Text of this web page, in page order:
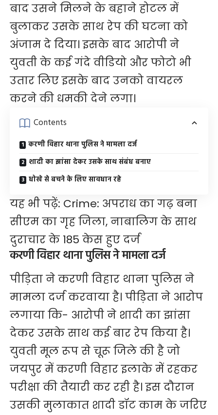
बाद उसने मिलने के बहाने होटल में
बुलाकर उसके साथ रेप की घटना को
अंजाम दे दिया। इसके बाद आरोपी ने
युवती के ​कई गंदे वीडियो और फोटो भी
उतार लिए इसके बाद उनको वायरल
करने की धमकी देने लगा।
Contents
करणी विहार थाना पुलिस ने मामला दर्ज
शादी का झांसा देकर उसके साथ संबंध बनाए
धोखे से बचने के लिए सावधान रहे
यह भी पढ़ें: Crime: अपराध का गढ़ बना
सीएम का गृह जिला, नाबालिग के साथ
दुराचार के 185 केस हुए दर्ज
करणी विहार थाना पुलिस ने मामला दर्ज
पीड़िता ने करणी विहार थाना पुलिस ने
मामला दर्ज करवाया है। पीड़िता ने आरोप
लगाया कि- आरोपी ने शादी का झांसा
देकर उसके साथ कई बार रेप किया है।
युवती मूल रूप से चूरू जिले की है जो
जयपुर में करणी विहार इलाके में रहकर
परीक्षा की तैयारी कर रही है। इस दौरान
उसकी मुलाकात शादी डॉट काम के जरिए